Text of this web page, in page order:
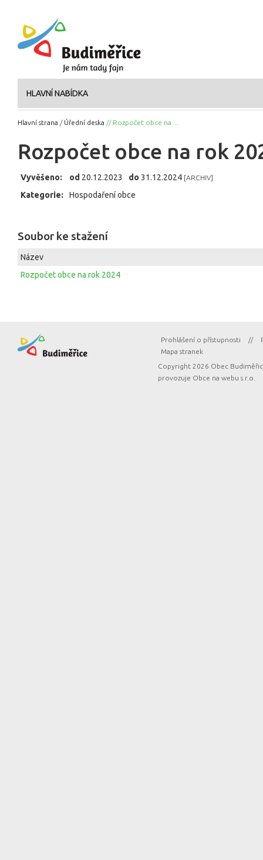
HLAVNÍ NABÍDKA
Hlavní strana / Úřední deska // Rozpočet obce na ...
Rozpočet obce na rok
Vyvěšeno: od 20.12.2023 do 31.12.2024 [ARCHIV]
Kategorie: Hospodaření obce
Soubor ke stažení
Název
Rozpočet obce na rok 2024
Prohlášení o přístupnosti //
Mapa stranek
Copyright 2026 Obec
provozuje Obce na webu s.r.o.